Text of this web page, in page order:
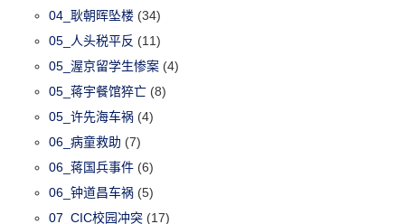
04_耿朝晖坠楼 (34)
05_人头税平反 (11)
05_渥京留学生惨案 (4)
05_蒋宇餐馆猝亡 (8)
05_许先海车祸 (4)
06_病童救助 (7)
06_蒋国兵事件 (6)
06_钟道昌车祸 (5)
07_CIC校园冲突 (17)